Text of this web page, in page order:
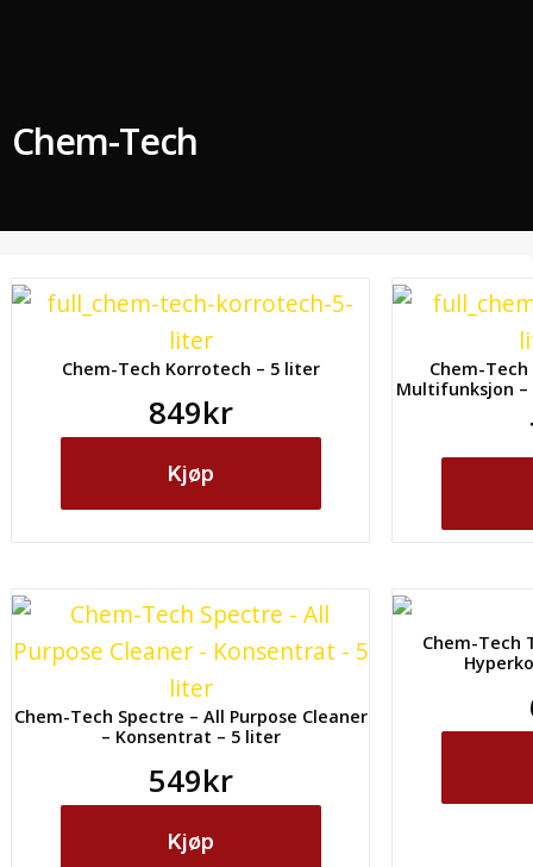
Chem-Tech
Chem-Tech Korrotech – 5 liter
849kr
Kjøp
Chem-
Multifunksjon
Chem-Tech Spectre – All Purpose Cleaner
– Konsentrat – 5 liter
549kr
Kjøp
Chem-Tech